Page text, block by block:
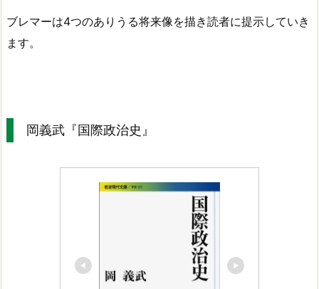
ブレマーは4つのありうる将来像を描き読者に提示していき
ます。
岡義武『国際政治史』